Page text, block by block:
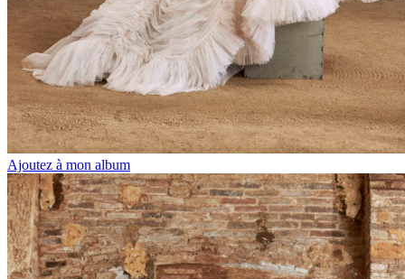
Ajoutez à mon album